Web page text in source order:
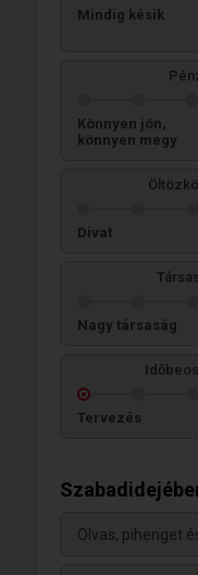
Mindig késik
Könnyen jön,
könnyen megy
Divat
Nagy társaság
Tervezés
Olvas, pihenget